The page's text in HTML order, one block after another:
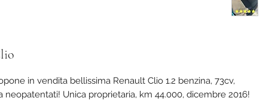
in vendita bellissima Renault Clio 1.2 benzina, 73cv,
neopatentati! Unica proprietaria, km 44.000, dicembre 2016!